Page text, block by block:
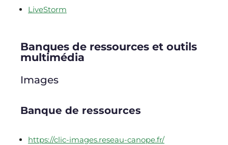
LiveStorm
Banques de ressources et outils
multimédia
Images
Banque de ressources
https://clic-images.reseau-canope.fr/